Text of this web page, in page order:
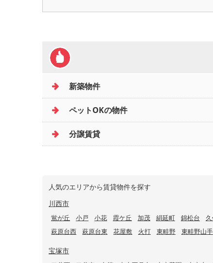
新築物件
ペットOKの物件
分譲賃貸
人気のエリアから賃貸物件を探す
川西市
鴬が丘 小戸 小花 霞ケ丘 加茂 絹延町 錦松台
萩原台西
萩原台東 花屋敷 火打 東畦野 東畦野山手
宝塚市